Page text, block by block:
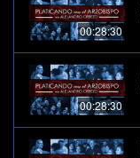
00:28:30
00:28:30